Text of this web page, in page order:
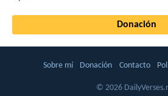
Donación
Sobre mí Donación Contacto
© 2026